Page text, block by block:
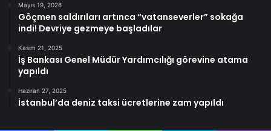
Mayıs 19, 2026
Göçmen saldırıları artınca “vatanseverler” sokağa
indi! Devriye gezmeye başladılar
Kasım 21, 2025
İş Bankası Genel Müdür Yardımcılığı görevine atama
yapıldı
Haziran 27, 2025
İstanbul’da deniz taksi ücretlerine zam yapıldı